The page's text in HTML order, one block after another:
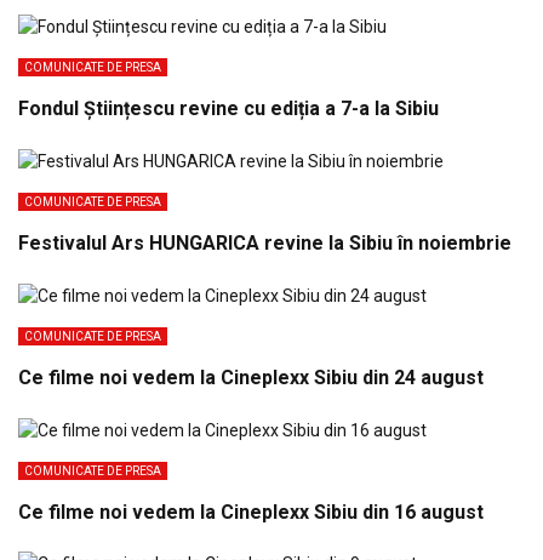
COMUNICATE DE PRESA
Fondul Științescu revine cu ediția a 7-a la Sibiu
COMUNICATE DE PRESA
Festivalul Ars HUNGARICA revine la Sibiu în noiembrie
COMUNICATE DE PRESA
Ce filme noi vedem la Cineplexx Sibiu din 24 august
COMUNICATE DE PRESA
Ce filme noi vedem la Cineplexx Sibiu din 16 august